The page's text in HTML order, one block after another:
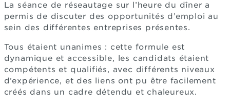
La séance de réseautage sur l’heure du dîner a
permis de discuter des opportunités d’emploi au
sein des différentes entreprises présentes.
Tous étaient unanimes : cette formule est
dynamique et accessible, les candidats étaient
compétents et qualifiés, avec différents niveaux
d’expérience, et des liens ont pu être facilement
créés dans un cadre détendu et chaleureux.